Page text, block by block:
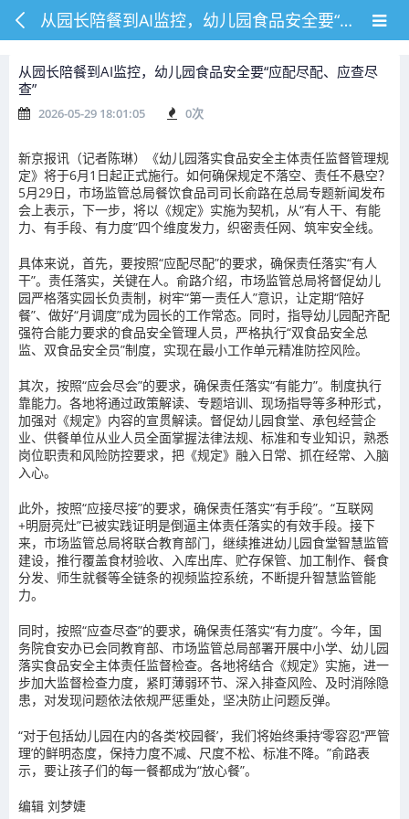
从园长陪餐到AI监控，幼儿园食品安全要“应配尽配、应查尽查”
从园长陪餐到AI监控，幼儿园食品安全要“应配尽配、应查尽
查”
2026-05-29 18:01:05 0次
新京报讯（记者陈琳）《幼儿园落实食品安全主体责任监督管理规
定》将于6月1日起正式施行。如何确保规定不落空、责任不悬空？
5月29日，市场监管总局餐饮食品司司长俞路在总局专题新闻发布
会上表示，下一步，将以《规定》实施为契机，从“有人干、有能
力、有手段、有力度”四个维度发力，织密责任网、筑牢安全线。
具体来说，首先，要按照“应配尽配”的要求，确保责任落实“有人
干”。责任落实，关键在人。俞路介绍，市场监管总局将督促幼儿
园严格落实园长负责制，树牢“第一责任人”意识，让定期“陪好
餐”、做好“月调度”成为园长的工作常态。同时，指导幼儿园配齐配
强符合能力要求的食品安全管理人员，严格执行“双食品安全总
监、双食品安全员”制度，实现在最小工作单元精准防控风险。
其次，按照“应会尽会”的要求，确保责任落实“有能力”。制度执行
靠能力。各地将通过政策解读、专题培训、现场指导等多种形式，
加强对《规定》内容的宣贯解读。督促幼儿园食堂、承包经营企
业、供餐单位从业人员全面掌握法律法规、标准和专业知识，熟悉
岗位职责和风险防控要求，把《规定》融入日常、抓在经常、入脑
入心。
此外，按照“应接尽接”的要求，确保责任落实“有手段”。“互联网
+明厨亮灶”已被实践证明是倒逼主体责任落实的有效手段。接下
来，市场监管总局将联合教育部门，继续推进幼儿园食堂智慧监管
建设，推行覆盖食材验收、入库出库、贮存保管、加工制作、餐食
分发、师生就餐等全链条的视频监控系统，不断提升智慧监管能
力。
同时，按照“应查尽查”的要求，确保责任落实“有力度”。今年，国
务院食安办已会同教育部、市场监管总局部署开展中小学、幼儿园
落实食品安全主体责任监督检查。各地将结合《规定》实施，进一
步加大监督检查力度，紧盯薄弱环节、深入排查风险、及时消除隐
患，对发现问题依法依规严惩重处，坚决防止问题反弹。
“对于包括幼儿园在内的各类‘校园餐’，我们将始终秉持‘零容忍’‘严管
理’的鲜明态度，保持力度不减、尺度不松、标准不降。”俞路表
示，要让孩子们的每一餐都成为“放心餐”。
编辑 刘梦婕